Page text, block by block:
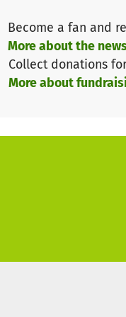
Beitrag zum
Naturpark:
NOW e. V.
können auch an
Nördlicher
ein und
Become a fan and
More about the
Collect donations
More about